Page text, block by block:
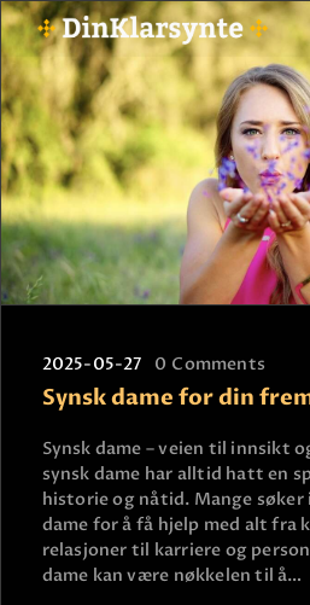
FORSIDE
ASTROLOGI
STJERNETEGN
TAROTKORT
KLARSYNTE
BETALING
VIPPS
JOBBE SOM
FAQ
KONTAKT OSS
2025-05-27 0 Comments
Synsk dame for din
Synsk dame – veien til innsikt
synsk dame har alltid hatt en
historie og nåtid. Mange søker
dame for å få hjelp med alt fra
relasjoner til karriere og
dame kan være nøkkelen til å…